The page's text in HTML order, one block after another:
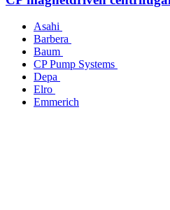
Asahi
Barbera
Baum
CP Pump Systems
Depa
Elro
Emmerich